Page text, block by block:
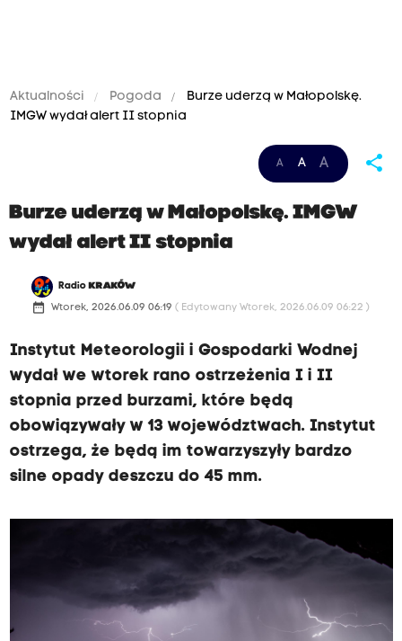
Aktualności Pogoda
Burze uderzą w Małopolskę.
IMGW wydał alert II stopnia
A A A share
Burze uderzą w Małopolskę. IMGW
wydał alert II stopnia
Radio KRAKÓW
date_range Wtorek, 2026.06.09 06:19 ( Edytowany Wtorek, 2026.06.09 06:22 )
Instytut Meteorologii i Gospodarki Wodnej
wydał we wtorek rano ostrzeżenia I i II
stopnia przed burzami, które będą
obowiązywały w 13 województwach. Instytut
ostrzega, że będą im towarzyszyły bardzo
silne opady deszczu do 45 mm.